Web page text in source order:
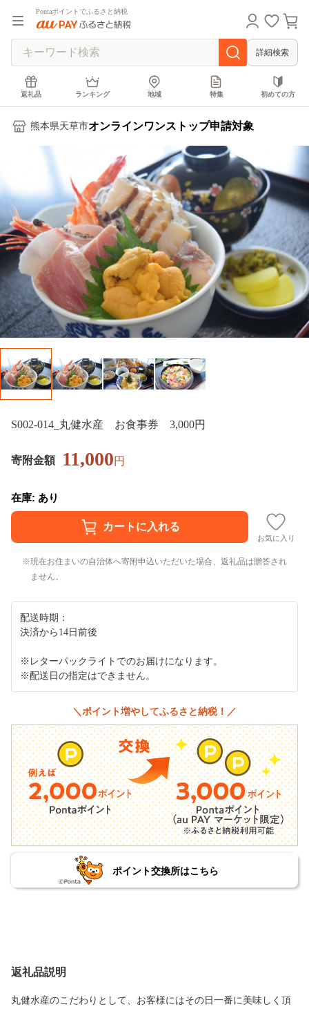
Pontaポイントでふるさと納税
詳細検索
返礼品 ランキング 地域 特集 初めての方
熊本県天草市オンラインワンストップ申請対象
S002-014_丸健水産 お食事券 3,000円
寄附金額 11,000円
在庫: あり
お気に入り
現在お住まいの自治体へ寄附申込いただいた場合、返礼品は贈答され
ません。
配送時期：
決済から14日前後
※レターパックライトでのお届けになります。
※配送日の指定はできません。
＼ポイント増やしてふるさと納税！／
ポイント交換所はこちら
返礼品説明
丸健水産のこだわりとして、お客様にはその日一番に美味しく頂